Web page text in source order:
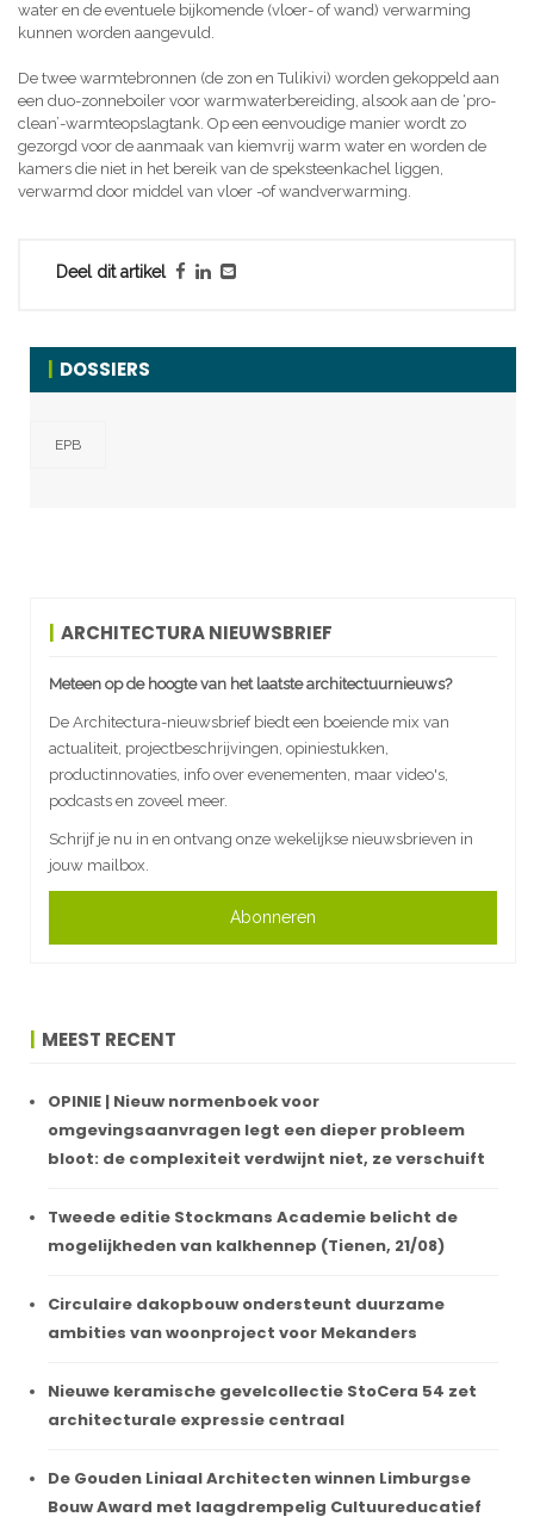
water en de eventuele bijkomende (vloer- of wand) verwarming
kunnen worden aangevuld.
De twee warmtebronnen (de zon en Tulikivi) worden gekoppeld aan
een duo-zonneboiler voor warmwaterbereiding, alsook aan de ‘pro-
clean’-warmteopslagtank. Op een eenvoudige manier wordt zo
gezorgd voor de aanmaak van kiemvrij warm water en worden de
kamers die niet in het bereik van de speksteenkachel liggen,
verwarmd door middel van vloer -of wandverwarming.
Deel dit artikel
DOSSIERS
EPB
ARCHITECTURA NIEUWSBRIEF
Meteen op de hoogte van het laatste architectuurnieuws?
De Architectura-nieuwsbrief biedt een boeiende mix van
actualiteit, projectbeschrijvingen, opiniestukken,
productinnovaties, info over evenementen, maar video's,
podcasts en zoveel meer.
Schrijf je nu in en ontvang onze wekelijkse nieuwsbrieven in
jouw mailbox.
Abonneren
MEEST RECENT
OPINIE | Nieuw normenboek voor
omgevingsaanvragen legt een dieper probleem
bloot: de complexiteit verdwijnt niet, ze verschuift
Tweede editie Stockmans Academie belicht de
mogelijkheden van kalkhennep (Tienen, 21/08)
Circulaire dakopbouw ondersteunt duurzame
ambities van woonproject voor Mekanders
Nieuwe keramische gevelcollectie StoCera 54 zet
architecturale expressie centraal
De Gouden Liniaal Architecten winnen Limburgse
Bouw Award met laagdrempelig Cultuureducatief